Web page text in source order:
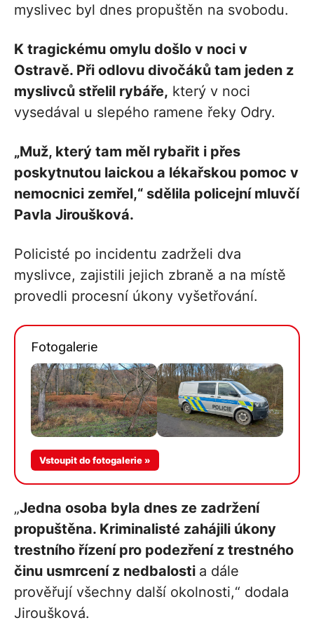
myslivec byl dnes propuštěn na svobodu.
K tragickému omylu došlo v noci v
Ostravě. Při odlovu divočáků tam jeden z
myslivců střelil rybáře, který v noci
vysedával u slepého ramene řeky Odry.
„Muž, který tam měl rybařit i přes
poskytnutou laickou a lékařskou pomoc v
nemocnici zemřel,“ sdělila policejní mluvčí
Pavla Jiroušková.
Policisté po incidentu zadrželi dva
myslivce, zajistili jejich zbraně a na místě
provedli procesní úkony vyšetřování.
Fotogalerie
Vstoupit do fotogalerie »
„Jedna osoba byla dnes ze zadržení
propuštěna. Kriminalisté zahájili úkony
trestního řízení pro podezření z trestného
činu usmrcení z nedbalosti a dále
prověřují všechny další okolnosti,“ dodala
Jiroušková.